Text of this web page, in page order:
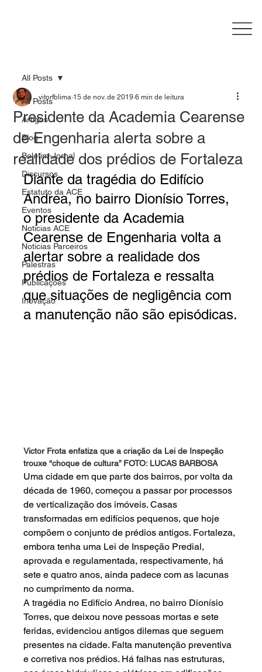
All Posts
Artigos
Blog
Boletim-Jornal
Discursos
Estatuto da ACE
Eventos
Noticias ACE
Noticias Parceiros
Palestras
Publicações
Inovação
All Posts
Presidente da Academia Cearense
de Engenharia alerta sobre a
realidade dos prédios de Fortaleza
vitorfblima 15 de nov. de 2019 6 min de leitura
Diante da tragédia do Edifício
Andrea, no bairro Dionísio Torres,
o presidente da Academia
Cearense de Engenharia volta a
alertar sobre a realidade dos
prédios de Fortaleza e ressalta
que situações de negligência com
a manutenção não são episódicas.
Victor Frota enfatiza que a criação da Lei de Inspeção
trouxe “choque de cultura” FOTO: LUCAS BARBOSA
Uma cidade em que parte dos bairros, por volta da
década de 1960, começou a passar por processos
de verticalização dos imóveis. Casas
transformadas em edifícios pequenos, que hoje
compõem o conjunto de prédios antigos. Fortaleza,
embora tenha uma Lei de Inspeção Predial,
aprovada e regulamentada, respectivamente, há
sete e quatro anos, ainda padece com as lacunas
no cumprimento da norma.
A tragédia no Edifício Andrea, no bairro Dionísio
Torres, que deixou nove pessoas mortas e sete
feridas, evidenciou antigos dilemas que seguem
presentes na cidade. Falta manutenção preventiva
e corretiva nos prédios. Há falhas nas estruturas,